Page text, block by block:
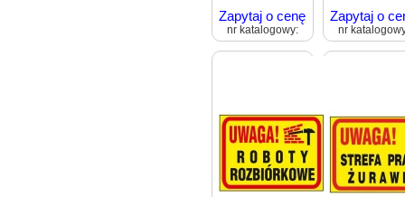
Zapytaj o cenę
nr katalogowy:
Zapytaj o
nr